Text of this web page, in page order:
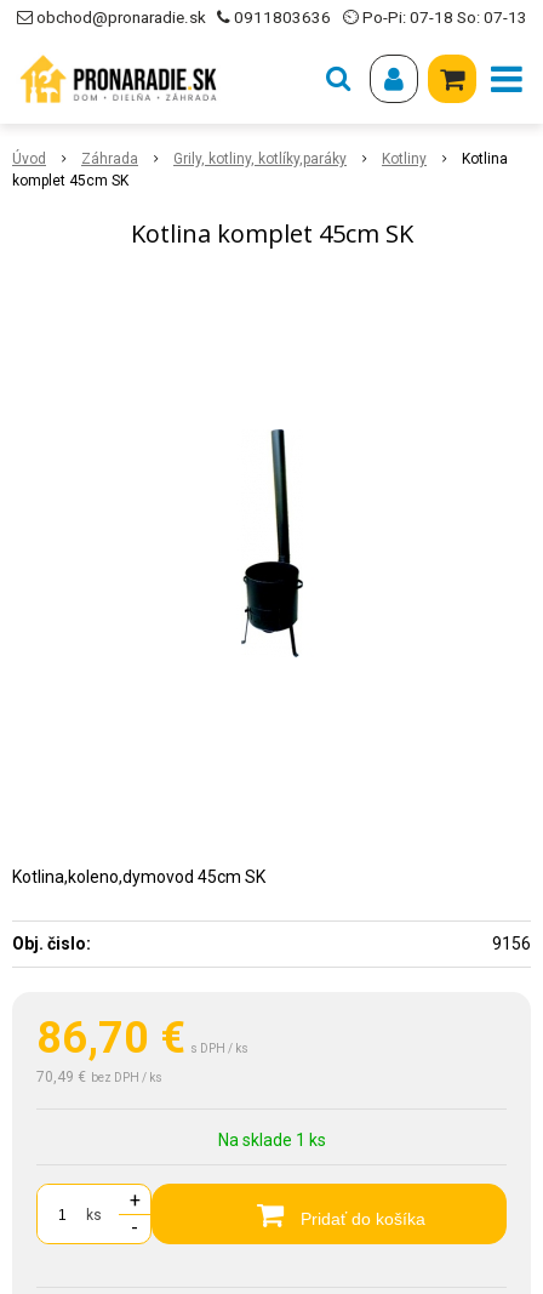
obchod@pronaradie.sk 0911803636 ⏲ Po-Pi: 07-18 So: 07-13
Úvod Záhrada Grily, kotliny, kotlíky,paráky Kotliny
Kotlina
komplet 45cm SK
Kotlina komplet 45cm SK
86,70 € s DPH / ks
70,49 € bez DPH / ks
Na sklade 1 ks
ks
+
-
Pridať do košíka
Kotlina,koleno,dymovod 45cm SK
Obj. čislo: 9156